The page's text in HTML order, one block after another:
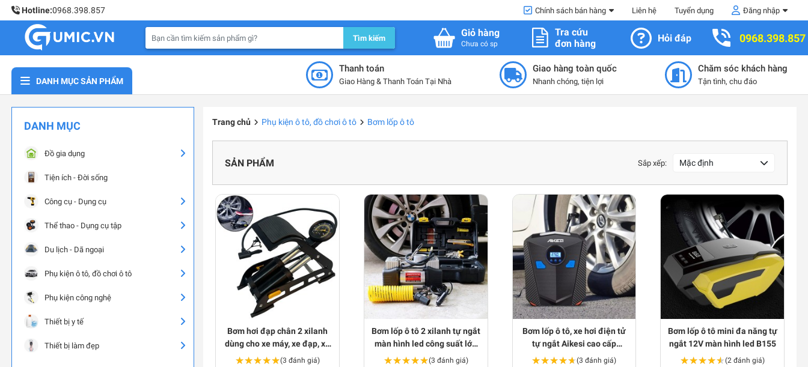
Hotline:0968.398.857 Chính sách bán hàng Liên hệ Tuyển dụng Đăng nhập
Tìm kiếm Giỏ hàng
Chưa có sp
Tra cứu
đơn hàng
Hỏi đáp 0968.398.857
DANH MỤC SẢN PHẨM
Thanh toán
Giao Hàng & Thanh Toán Tại Nhà
Giao hàng toàn quốc
Nhanh chóng, tiện lợi
Chăm sóc khách hàng
Tận tình, chu đáo
DANH MỤC
Đồ gia dụng
Tiện ích - Đời sống
Công cụ - Dụng cụ
Thể thao - Dụng cụ tập
Du lịch - Dã ngoại
Phụ kiện ô tô, đồ chơi ô tô
Phụ kiện công nghệ
Thiết bị y tế
Thiết bị làm đẹp
Trang chủ Phụ kiện ô tô, đồ chơi ô tô Bơm lốp ô tô
SẢN PHẨM Sắp xếp: Mặc định
Bơm hơi đạp chân 2 xilanh
dùng cho xe máy, xe đạp, xe
oto BA1617
★★★★★
★★★★★(3 đánh giá)
Bơm lốp ô tô 2 xilanh tự ngắt
màn hình led công suất lớn
kèm hộp phụ kiện BA1601
★★★★★
★★★★★(3 đánh giá)
Bơm lốp ô tô, xe hơi điện tử
tự ngắt Aikesi cao cấp
BA824
★★★★★
★★★★★(3 đánh giá)
Bơm lốp ô tô mini đa năng tự
ngắt 12V màn hình led B155
★★★★★
★★★★★(2 đánh giá)